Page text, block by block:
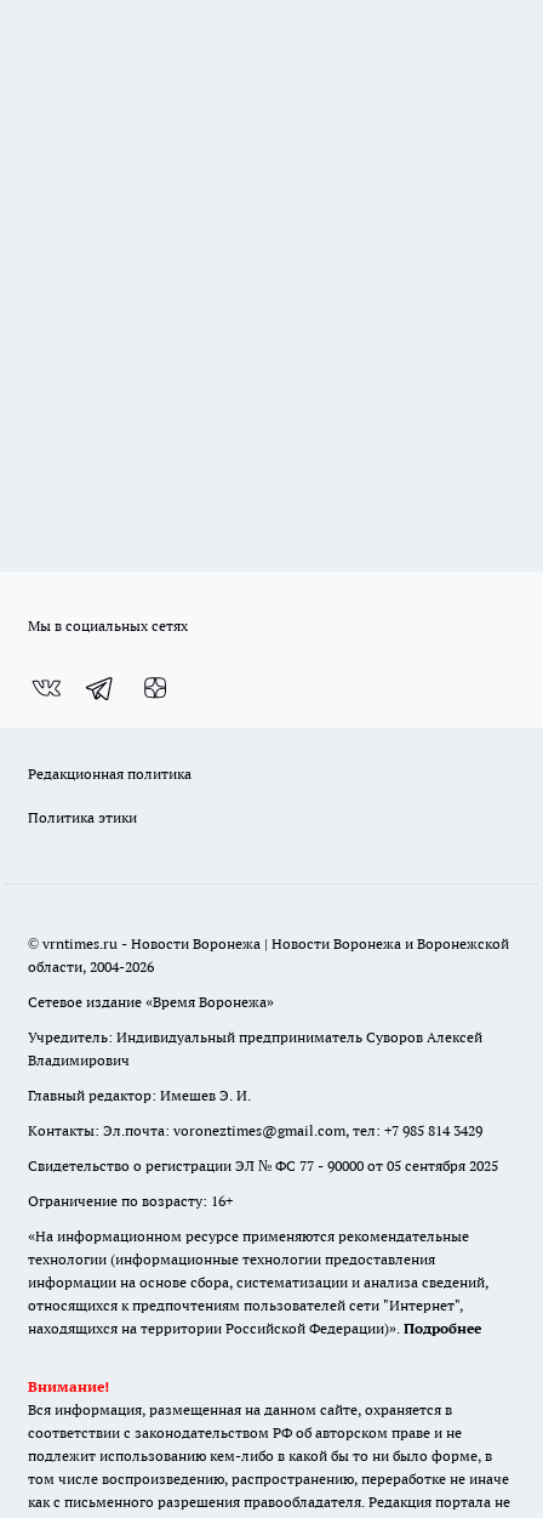
Мы в социальных сетях
Редакционная политика
Политика этики
© vrntimes.ru - Новости Воронежа | Новости Воронежа и Воронежской
области, 2004-2026
Сетевое издание «Время Воронежа»
Учредитель: Индивидуальный предприниматель Суворов Алексей
Владимирович
Главный редактор: Имешев Э. И.
Контакты: Эл.почта: voroneztimes@gmail.com, тел: +7 985 814 3429
Свидетельство о регистрации ЭЛ № ФС 77 - 90000 от 05 сентября 2025
Ограничение по возрасту: 16+
«На информационном ресурсе применяются рекомендательные
технологии (информационные технологии предоставления
информации на основе сбора, систематизации и анализа сведений,
относящихся к предпочтениям пользователей сети "Интернет",
находящихся на территории Российской Федерации)». Подробнее
Внимание!
Вся информация, размещенная на данном сайте, охраняется в
соответствии с законодательством РФ об авторском праве и не
подлежит использованию кем-либо в какой бы то ни было форме, в
том числе воспроизведению, распространению, переработке не иначе
как с письменного разрешения правообладателя. Редакция портала не